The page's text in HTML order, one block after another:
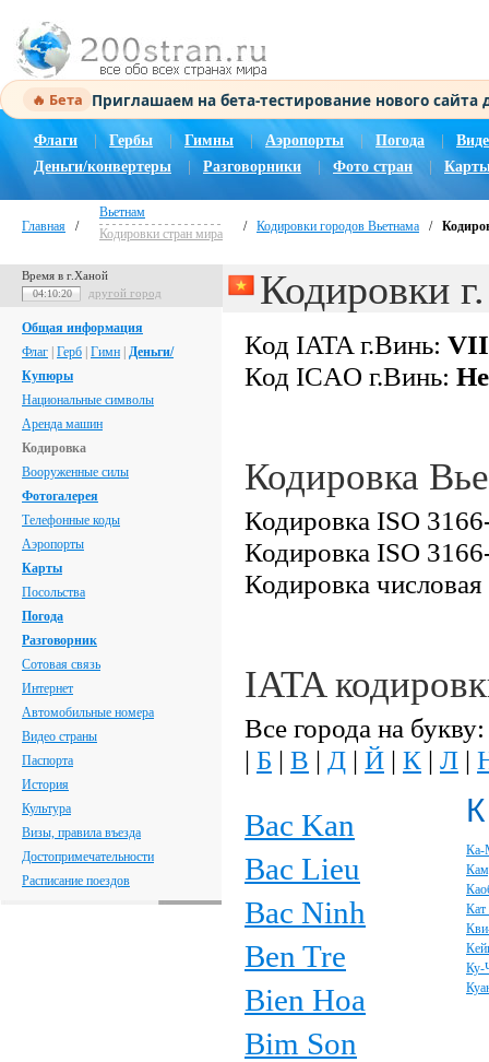
🔥 Бета Приглашаем на бета-тестирование нового
Флаги Гербы Гимны | Аэропорты Погода |
Деньги/конвертеры
Разговорники Фото стран
Главная /
Вьетнам
Кодировки стран мира
/ Кодировки городов Вьетнама /
Время в г.Ханой
04:10:20 другой город
Общая информация
Флаг Герб Гимн Деньги/
Купюры
Национальные символы
Аренда машин
Кодировка
Вооруженные силы
Фотогалерея
Телефонные коды
Аэропорты
Карты
Посольства
Погода
Разговорник
Сотовая связь
Интернет
Автомобильные номера
Видео страны
Паспорта
История
Культура
Визы, правила въезда
Достопримечательности
Расписание поездов
Кодировки
Код IATA г.Винь: VII
Код ICAO г.Винь:
Кодировка
Кодировка ISO
Кодировка ISO
Кодировка
IATA
Все города на букву:
| Б | В | Д | Й | К | Л |
Bac Kan
Bac Lieu
Bac Ninh
Ben Tre
Bien Hoa
Bim Son
К
Ка-
Кат
Ку-